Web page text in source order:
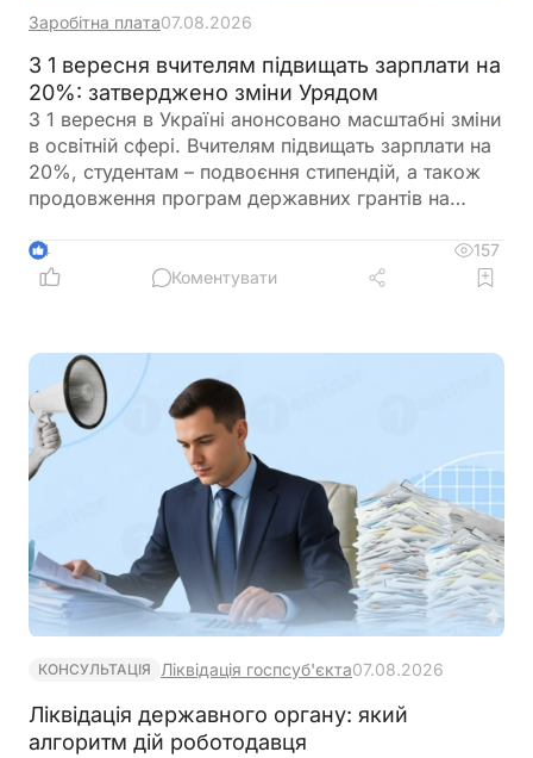
Заробітна плата07.08.2026
З 1 вересня вчителям підвищать зарплати на
20%: затверджено зміни Урядом
З 1 вересня в Україні анонсовано масштабні зміни
в освітній сфері. Вчителям підвищать зарплати на
20%, студентам – подвоєння стипендій, а також
продовження програм державних грантів на
праці педагогів, яка передбачає нові посадові
оклади та поступовий перехід від Єдиної тарифної
4
157
Коментувати
КОНСУЛЬТАЦІЯ Ліквідація госпсуб'єкта07.08.2026
Ліквідація державного органу: який
алгоритм дій роботодавця